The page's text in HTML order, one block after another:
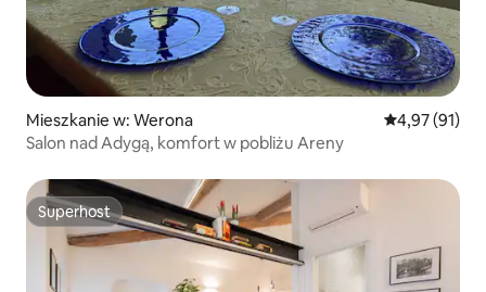
Mieszkanie w: Werona Średnia
4,97 (91)
Salon nad Adygą, komfort w pobliżu Areny
Superhost
Superhost